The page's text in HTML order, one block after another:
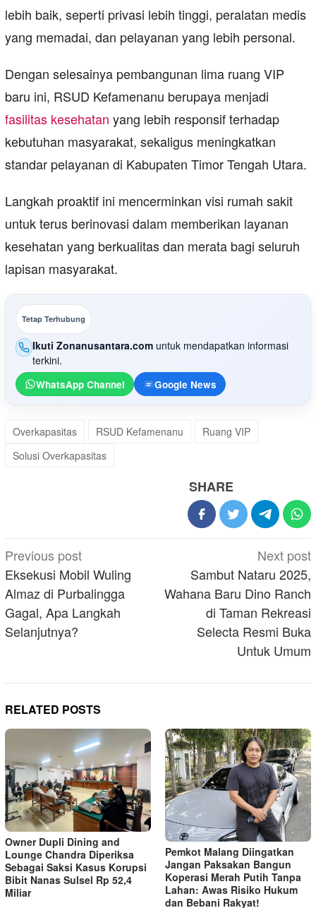
lebih baik, seperti privasi lebih tinggi, peralatan medis
yang memadai, dan pelayanan yang lebih personal.
Dengan selesainya pembangunan lima ruang VIP
baru ini, RSUD Kefamenanu berupaya menjadi
fasilitas kesehatan yang lebih responsif terhadap
kebutuhan masyarakat, sekaligus meningkatkan
standar pelayanan di Kabupaten Timor Tengah Utara.
Langkah proaktif ini mencerminkan visi rumah sakit
untuk terus berinovasi dalam memberikan layanan
kesehatan yang berkualitas dan merata bagi seluruh
lapisan masyarakat.
Tetap Terhubung
Ikuti Zonanusantara.com untuk mendapatkan informasi
terkini.
WhatsApp Channel Google News
Overkapasitas RSUD Kefamenanu
Ruang VIP
Solusi Overkapasitas
SHARE
Post
navigation
Previous post
Eksekusi Mobil Wuling
Almaz di Purbalingga
Gagal, Apa Langkah
Selanjutnya?
Next post
Sambut Nataru 2025,
Wahana Baru Dino Ranch
di Taman Rekreasi
Selecta Resmi Buka
Untuk Umum
RELATED POSTS
Owner Dupli Dining and
Lounge Chandra Diperiksa
Sebagai Saksi Kasus Korupsi
Bibit Nanas Sulsel Rp 52,4
Miliar
Pemkot Malang Diingatkan
Jangan Paksakan Bangun
Koperasi Merah Putih Tanpa
Lahan: Awas Risiko Hukum
dan Bebani Rakyat!